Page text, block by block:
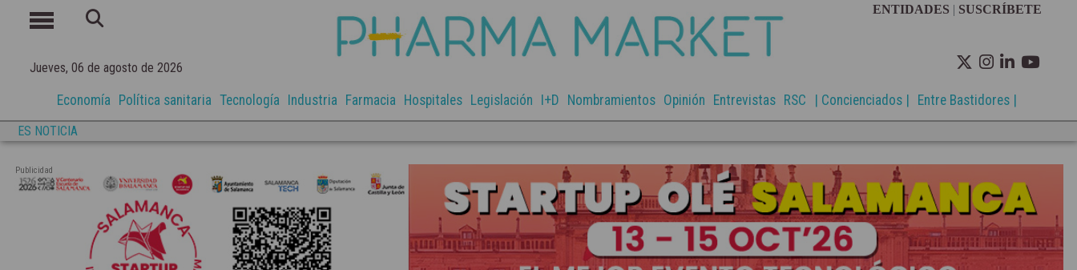
Jueves, 06 de agosto de 2026
ENTIDADES | SUSCRÍBETE
Economía Política sanitaria Tecnología Industria Farmacia Hospitales Legislación I+D Nombramientos Opinión Entrevistas RSC | Concienciados | Entre Bastidores |
ES NOTICIA
Publicidad